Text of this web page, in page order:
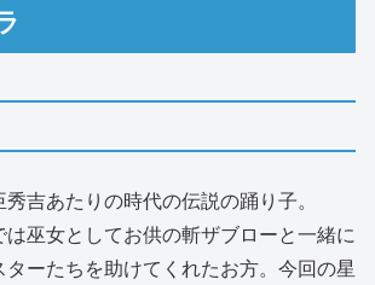
吉あたりの時代の伝説の踊り子。
巫女としてお供の斬ザブローと一緒に
ーたちを助けてくれたお方。今回の星